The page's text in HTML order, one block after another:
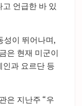
언급한 바 있
성이 뛰어나며,
은 현재 미군이
과 요르단 등
은 지난주 “우